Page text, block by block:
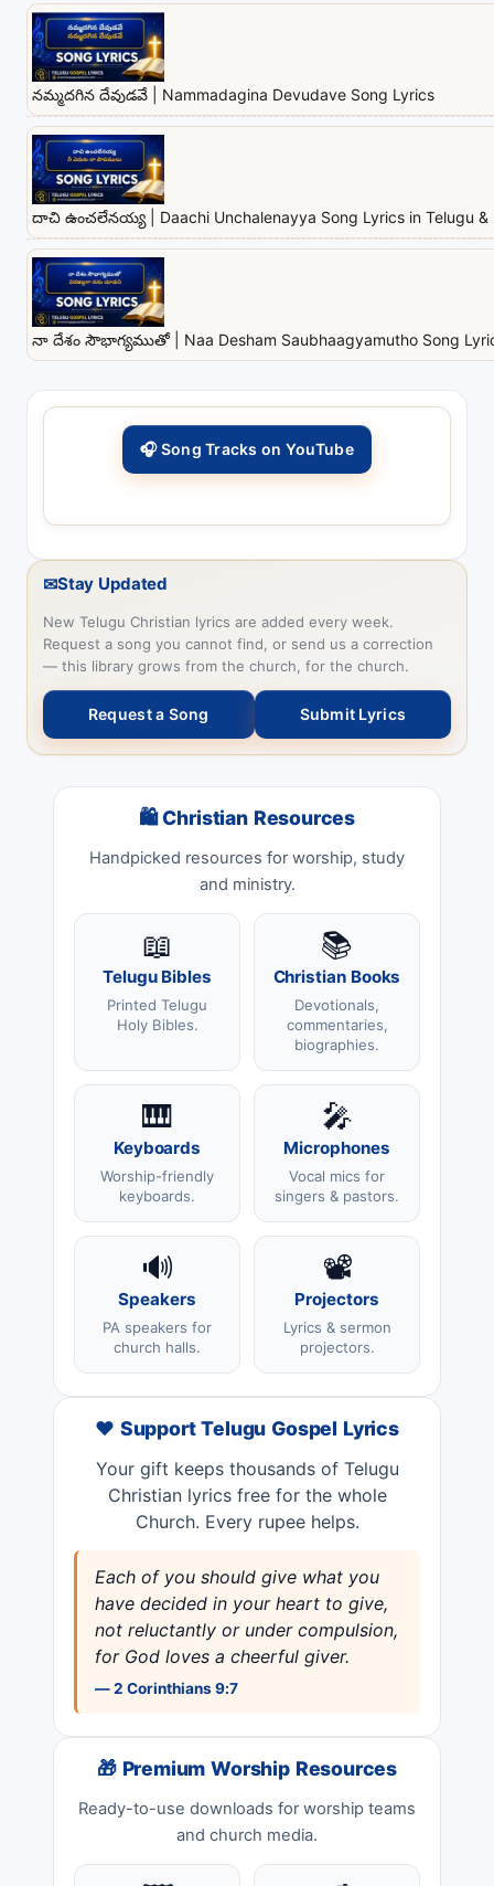
నమ్మదగిన దేవుడవే | Nammadagina Devudave Song Lyrics
దాచి ఉంచలేనయ్య | Daachi Unchalenayya Song Lyrics in Telugu &
నా దేశం సౌభాగ్యముతో | Naa Desham Saubhaagyamutho Song
🎧 Song Tracks on YouTube
✉Stay Updated
New Telugu Christian lyrics are added every week.
Request a song you cannot find, or send us a correction
— this library grows from the church, for the church.
Request a Song Submit Lyrics
🛍 Christian Resources
Handpicked resources for worship, study
and ministry.
📖
Telugu Bibles
Printed Telugu
Holy Bibles.
📚
Christian Books
Devotionals,
commentaries,
biographies.
🎹
Keyboards
Worship-friendly
keyboards.
🎤
Microphones
Vocal mics for
singers & pastors.
🔊
Speakers
PA speakers for
church halls.
📽️
Projectors
Lyrics & sermon
projectors.
❤️ Support Telugu Gospel Lyrics
Your gift keeps thousands of Telugu
Christian lyrics free for the whole
Church. Every rupee helps.
Each of you should give what you
have decided in your heart to give,
not reluctantly or under compulsion,
for God loves a cheerful giver.
— 2 Corinthians 9:7
🎁 Premium Worship Resources
Ready-to-use downloads for worship teams
and church media.